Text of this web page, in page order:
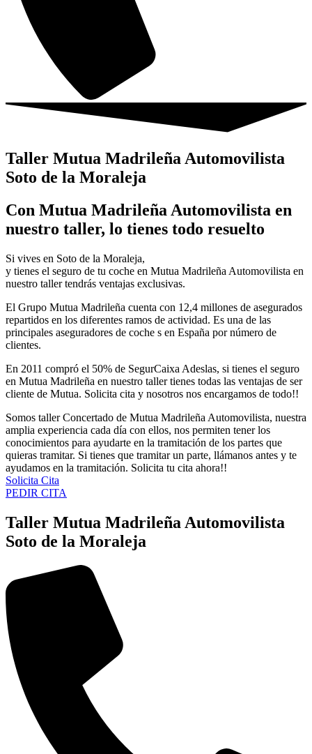
Taller Mutua Madrileña Automovilista
Soto de la Moraleja
Con Mutua Madrileña Automovilista en
nuestro taller, lo tienes todo resuelto
Si vives en Soto de la Moraleja,
y tienes el seguro de tu coche en Mutua Madrileña Automovilista en
nuestro taller tendrás ventajas exclusivas.
El Grupo Mutua Madrileña cuenta con 12,4 millones de asegurados
repartidos en los diferentes ramos de actividad. Es una de las
principales aseguradores de coche s en España por número de
clientes.
En 2011 compró el 50% de SegurCaixa Adeslas, si tienes el seguro
en Mutua Madrileña en nuestro taller tienes todas las ventajas de ser
cliente de Mutua. Solicita cita y nosotros nos encargamos de todo!!
Somos taller Concertado de Mutua Madrileña Automovilista, nuestra
amplia experiencia cada día con ellos, nos permiten tener los
conocimientos para ayudarte en la tramitación de los partes que
quieras tramitar. Si tienes que tramitar un parte, llámanos antes y te
ayudamos en la tramitación. Solicita tu cita ahora!!
Solicita Cita
PEDIR CITA
Taller Mutua Madrileña Automovilista
Soto de la Moraleja